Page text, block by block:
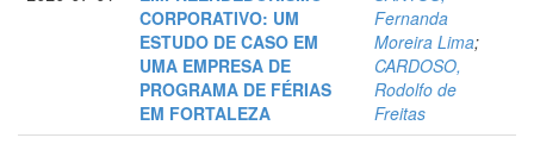
CORPORATIVO: UM
ESTUDO DE CASO EM
UMA EMPRESA DE
PROGRAMA DE FÉRIAS
EM FORTALEZA
Fernanda
Moreira Lima;
CARDOSO,
Rodolfo de
Freitas